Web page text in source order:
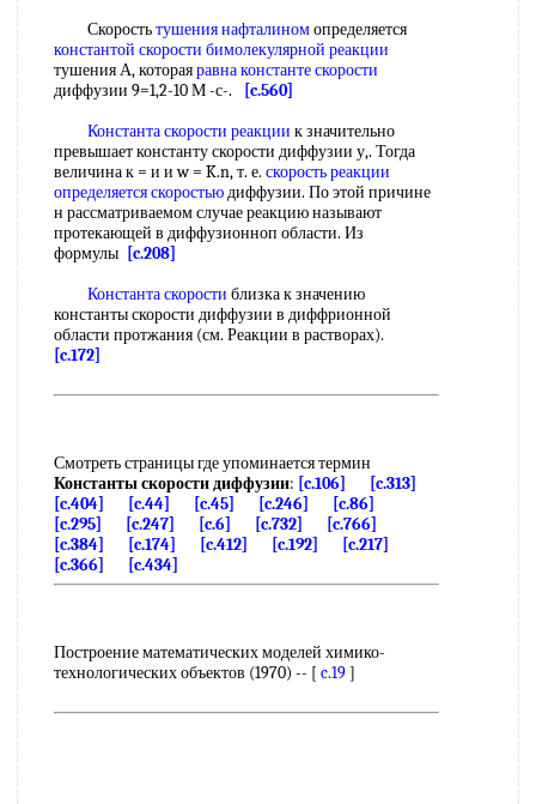
Скоростьтушения нафталиномопределяется
константой скорости бимолекулярной реакции
тушения А, котораяравнаконстанте скорости
диффузии 9=1,2-10 М -с-.
[c.560]
Константа скорости реакции к значительно
превышает константу скорости диффузии у,. Тогда
величина к = и и w = K.n, т. е. скорость реакции
определяется скоростьюдиффузии. По этой причине
н рассматриваемом случае реакцию называют
протекающей в диффузионноп области. Из
формулы [c.208]
Константа скорости близка к значению
константы скорости диффузии в диффрионной
области протжания (см. Реакции в растворах).
[c.172]
Смотреть страницы где упоминается термин
Константы скорости диффузии: [c.106]
[c.313]
[c.404]
[c.44] [c.45] [c.246]
[c.86]
[c.295]
[c.247] [c.6] [c.732]
[c.766]
[c.384]
[c.174] [c.412] [c.192]
[c.217]
[c.366]
[c.434]
Построение математических моделей химико-
технологических объектов (1970) -- [ c.19]